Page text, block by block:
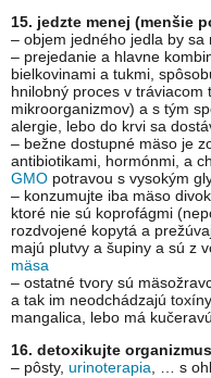
15. jedzte menej (menšie
– objem jedného jedla by
– prejedanie a hlavne
bielkovinami a tukmi,
hnilobný proces v tráviacom
mikroorganizmov) a s tým
alergie, lebo do krvi sa
– bežne dostupné mäso je
antibiotikami, hormónmi, a
GMO potravou s vysokým
– konzumujte iba mäso
ktoré nie sú koprofágmi
rozdvojené kopytá a
majú plutvy a šupiny a sú z
mäsa
– ostatné tvory sú
a tak im neodchádzajú
mangalica, lebo má
16. detoxikujte organizmus
– pôsty, urinoterapia , … s